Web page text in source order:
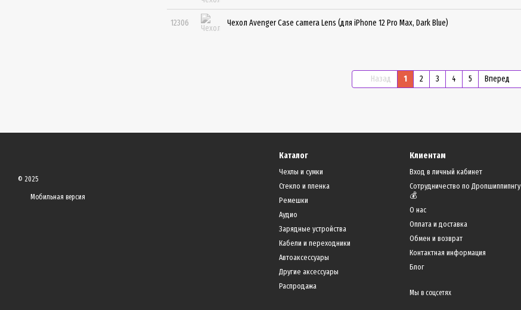
12306 Чехол Avenger Case camera Lens (для iPhone 12 Pro Max, Dark Blue)
Назад 1 2 3 4 5 Вперед
© 2025
Мобильная версия
Каталог
Чехлы и сумки
Стекло и пленка
Ремешки
Аудио
Зарядные устройства
Кабели и переходники
Автоаксессуары
Другие аксессуары
Распродажа
Клиентам
Вход в личный кабинет
Сотрудничество по Дропшиппипнгу
💰
О нас
Оплата и доставка
Обмен и возврат
Контактная информация
Блог
Мы в соцсетях